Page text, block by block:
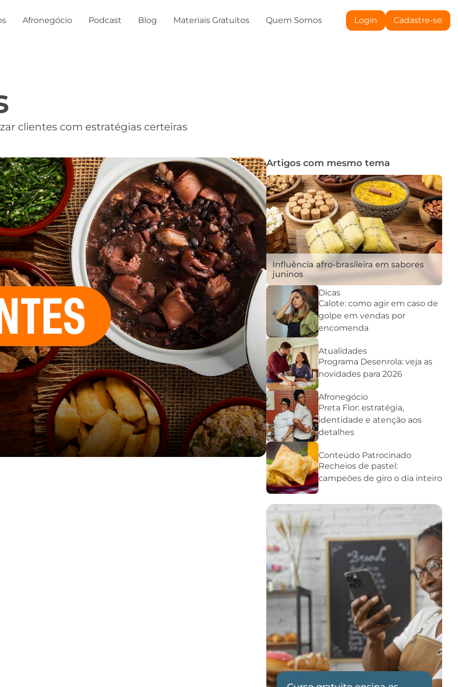
Afronegócio Podcast Blog Materiais Gratuitos Quem Somos Login Cadastre-se
clientes com estratégias certeiras
Artigos com mesmo tema
Influência afro-brasileira em sabores
juninos
Dicas
Calote: como agir em caso de
golpe em vendas por
encomenda
Atualidades
Programa Desenrola: veja as
novidades para 2026
Afronegócio
Preta Flor: estratégia,
identidade e atenção aos
detalhes
Conteúdo Patrocinado
Recheios de pastel:
campeões de giro o dia inteiro